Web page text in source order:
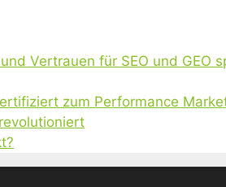
Vertrauen für SEO und GEO
zum Performance